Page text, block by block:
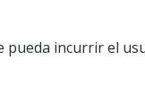
pueda incurrir el